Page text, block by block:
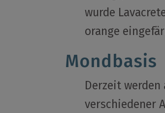
wurde
orange
Mondbasis
Derzeit
verschiedener